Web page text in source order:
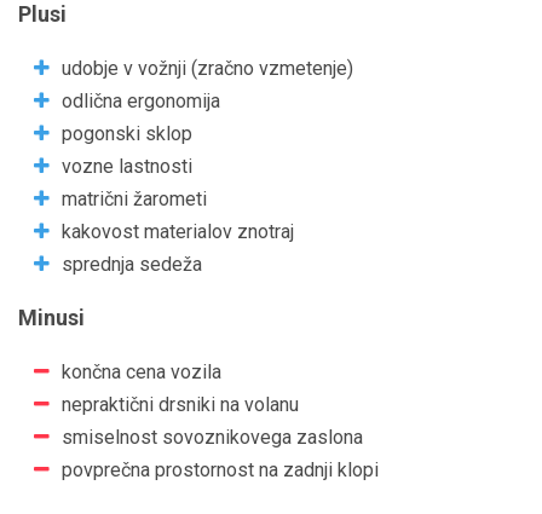
Plusi
udobje v vožnji (zračno vzmetenje)
odlična ergonomija
pogonski sklop
vozne lastnosti
matrični žarometi
kakovost materialov znotraj
sprednja sedeža
Minusi
končna cena vozila
nepraktični drsniki na volanu
smiselnost sovoznikovega zaslona
povprečna prostornost na zadnji klopi